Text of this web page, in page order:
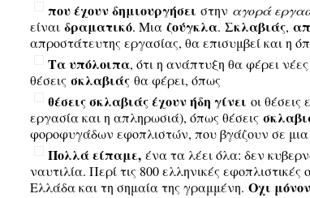
που έχουν δημιουργήσει στην αγορά
είναι δραματικό. Μια ζούγκλα. Σκλαβιάς,
απροστάτευτης εργασίας, θα επισυμβεί και η
Τα υπόλοιπα, ότι η ανάπτυξη θα φέρει
θέσεις σκλαβιάςθα φέρει, όπως
θέσεις σκλαβιάς έχουν ήδη γίνει οι θέσεις
εργασία και η απληρωσιά), όπως θέσεις
φοροφυγάδων εφοπλιστών, που βγάζουν σε μια
Πολλά είπαμε,ένα τα λέει όλα: δεν
ναυτιλία. Περί τις 800 ελληνικές
Ελλάδα και τη σημαία της γραμμένη. Οχι μόνον